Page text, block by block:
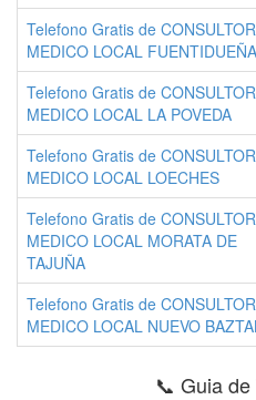
Telefono Gratis de
MEDICO LOCAL FUENTIDUEÑA
Telefono Gratis de
MEDICO LOCAL LA POVEDA
Telefono Gratis de
MEDICO LOCAL LOECHES
Telefono Gratis de
MEDICO LOCAL MORATA DE
TAJUÑA
Telefono Gratis de
MEDICO LOCAL NUEVO
📞 Guia